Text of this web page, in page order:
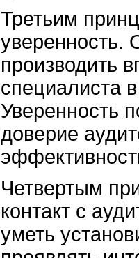
Третьим
уверенность.
производить
специалиста
Уверенность
доверие
Четвертым
контакт с
уметь